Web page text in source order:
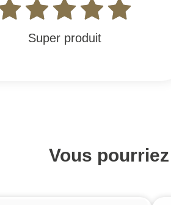
Super produit
Vous